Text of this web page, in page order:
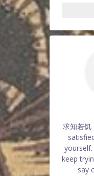
求知若饥
keep
say